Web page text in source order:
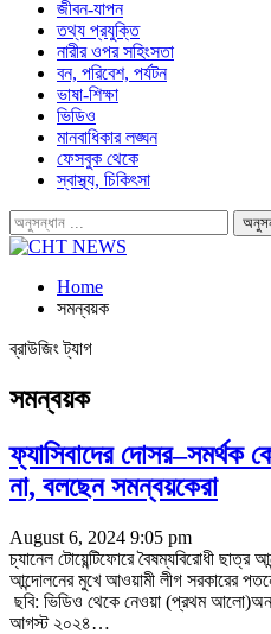
জীবন-যাপন
তথ্য প্রযুক্তি
নারীর ওপর সহিংসতা
বন, পরিবেশ, পর্যটন
ভাষা-শিক্ষা
ভিডিও
মানবাধিকার লঙ্ঘন
ফেসবুক থেকে
স্বাস্থ্য, চিকিৎসা
Home
সমন্বয়ক
ব্রাউজিং ট্যাগ
সমন্বয়ক
ফ্যাসিবাদের দোসর–সমর্থক
না, বলছেন সমন্বয়কেরা
August 6, 2024 9:05 pm
চ্যানেল টোয়েন্টিফোরে বৈষম্যবিরোধী
আন্দোলনের মুখে আওয়ামী লীগ সরকারের
ছবি: ভিডিও থেকে নেওয়া (প্রথম
আগস্ট ২০২৪…